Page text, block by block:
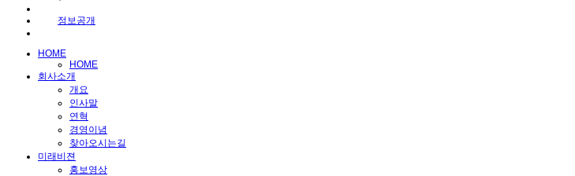
정보공개
HOME
HOME
회사소개
개요
인사말
연혁
경영이념
찾아오시는길
미래비젼
홍보영상